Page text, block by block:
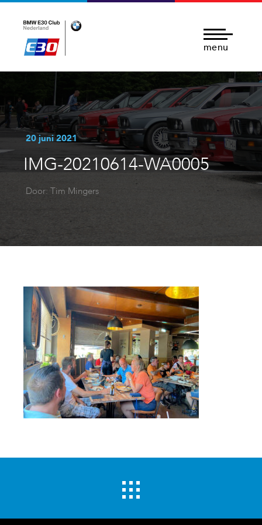
menu
20 juni 2021
IMG-20210614-WA0005
Door: Tim Mingers